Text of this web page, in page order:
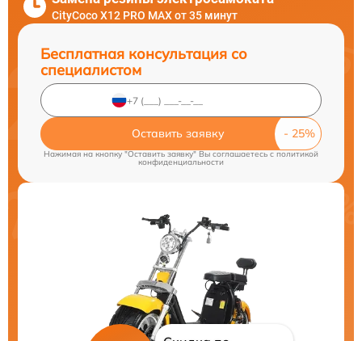
CityCoco X12 PRO MAX от 35 минут
Бесплатная консультация со
специалистом
Оставить заявку
Нажимая на кнопку "Оставить заявку" Вы соглашаетесь cполитикой
конфиденциальности